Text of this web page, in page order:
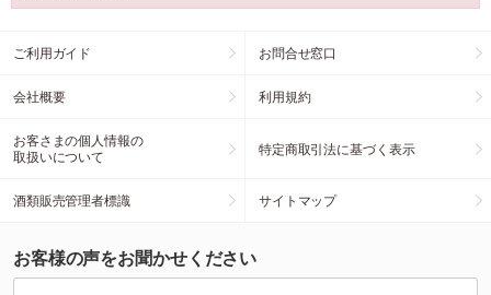
ご利用ガイド お問合せ窓口
会社概要 利用規約
お客さまの個人情報の
取扱いについて
特定商取引法に基づく表示
酒類販売管理者標識 サイトマップ
お客様の声をお聞かせください